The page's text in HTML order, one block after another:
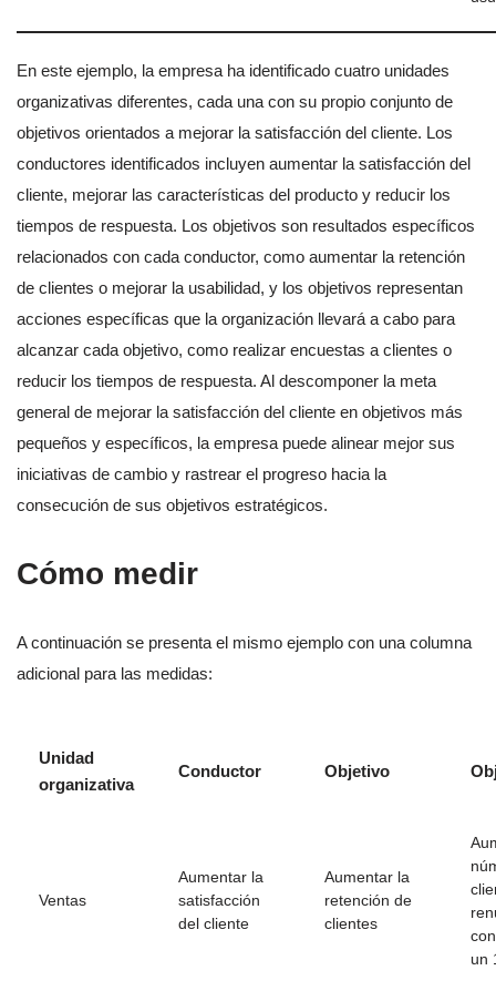
En este ejemplo, la empresa ha identificado cuatro unidades
organizativas diferentes, cada una con su propio conjunto de
objetivos orientados a mejorar la satisfacción del cliente. Los
conductores identificados incluyen aumentar la satisfacción del
cliente, mejorar las características del producto y reducir los
tiempos de respuesta. Los objetivos son resultados específicos
relacionados con cada conductor, como aumentar la retención
de clientes o mejorar la usabilidad, y los objetivos representan
acciones específicas que la organización llevará a cabo para
alcanzar cada objetivo, como realizar encuestas a clientes o
reducir los tiempos de respuesta. Al descomponer la meta
general de mejorar la satisfacción del cliente en objetivos más
pequeños y específicos, la empresa puede alinear mejor sus
iniciativas de cambio y rastrear el progreso hacia la
consecución de sus objetivos estratégicos.
Cómo medir
A continuación se presenta el mismo ejemplo con una columna
adicional para las medidas:
Unidad
organizativa
Conductor Objetivo
Ventas
Aumentar la
satisfacción
del cliente
Aumentar la
retención de
clientes
un